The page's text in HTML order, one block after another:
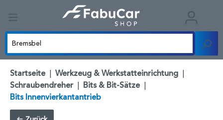
Startseite | Werkzeug & Werkstatteinrichtung |
Schraubendreher | Bits & Bit-Sätze |
Bits Innenvierkantantrieb